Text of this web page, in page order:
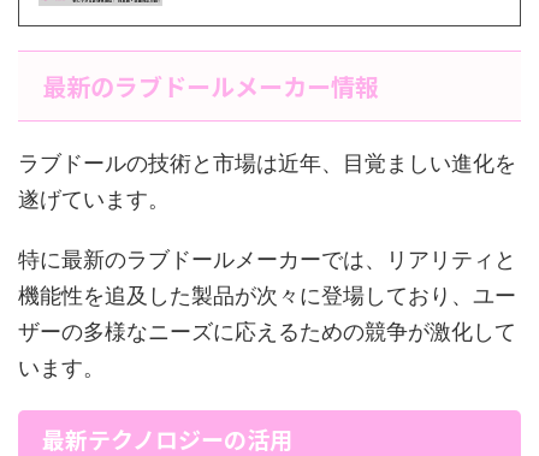
最新のラブドールメーカー情報
ラブドールの技術と市場は近年、目覚ましい進化を
遂げています。
特に最新のラブドールメーカーでは、リアリティと
機能性を追及した製品が次々に登場しており、ユー
ザーの多様なニーズに応えるための競争が激化して
います。
最新テクノロジーの活用